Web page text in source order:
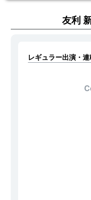
友利
レギュラー出演・